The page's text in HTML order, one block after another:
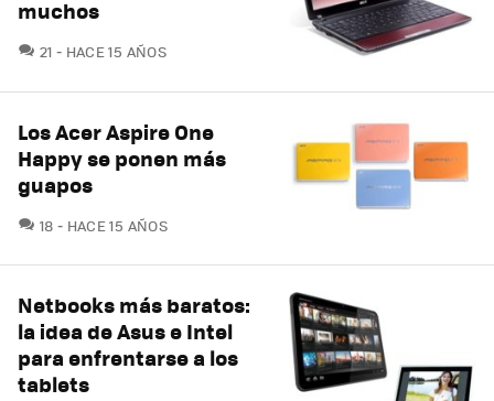
muchos
21 COMENTARIOS
HACE 15 AÑOS
Los Acer Aspire One
Happy se ponen más
guapos
18 COMENTARIOS
HACE 15 AÑOS
Netbooks más baratos:
la idea de Asus e Intel
para enfrentarse a los
tablets